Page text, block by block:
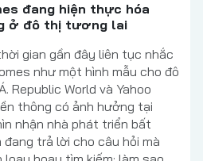
đang hiện thực hóa
ở đô thị tương lai
gian gần đây liên tục nhắc
như một hình mẫu cho đô
Republic World và Yahoo
thông có ảnh hưởng tại
nhận nhà phát triển bất
đang trả lời cho câu hỏi mà